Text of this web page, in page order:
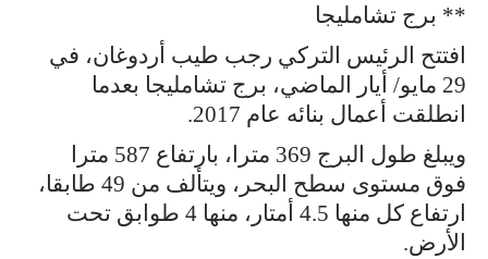
** برج تشامليجا
افتتح الرئيس التركي رجب طيب أردوغان، في
29 مايو/ أيار الماضي، برج تشامليجا بعدما
انطلقت أعمال بنائه عام 2017.
ويبلغ طول البرج 369 مترا، بارتفاع 587 مترا
فوق مستوى سطح البحر، ويتألف من 49 طابقا،
ارتفاع كل منها 4.5 أمتار، منها 4 طوابق تحت
الأرض.